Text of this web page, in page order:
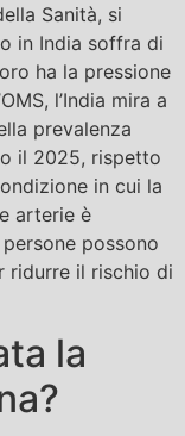
Sanità, si
in India soffra di
ha la pressione
l’India mira a
prevalenza
il 2025, rispetto
in cui la
arterie è
possono
ridurre il rischio di
la